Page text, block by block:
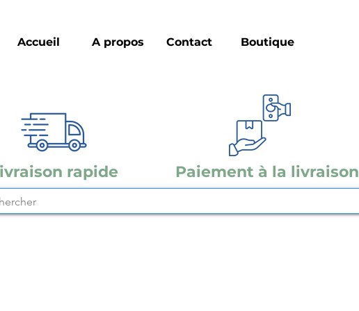
Accueil A propos Contact Boutique
rapide Paiement à la livraison